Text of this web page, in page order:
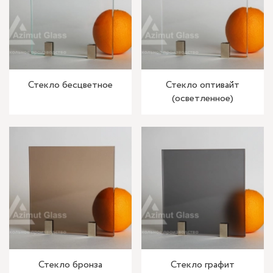
Стекло бесцветное
Стекло оптивайт
(осветленное)
Стекло бронза Стекло графит